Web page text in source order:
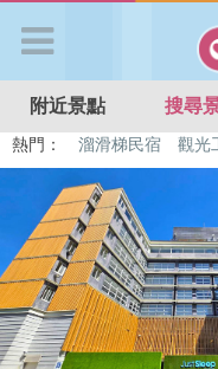
APP登入
首 頁
搜尋景點
好康優惠
附近景點 搜尋
熱門： 特色遊戲場 親子
溜滑梯民宿
觀光工廠 DIY